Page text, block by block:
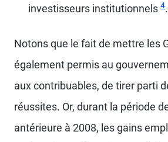
investisseurs institutionnels 4.
Notons que le fait de mettre les
également permis au
aux contribuables, de tirer parti
réussites. Or, durant la période
antérieure à 2008, les gains